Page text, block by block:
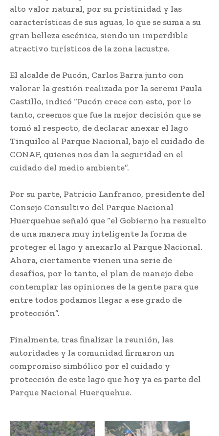
alto valor natural, por su pristinidad y las
características de sus aguas, lo que se suma a su
gran belleza escénica, siendo un imperdible
atractivo turísticos de la zona lacustre.
El alcalde de Pucón, Carlos Barra junto con
valorar la gestión realizada por la seremi Paula
Castillo, indicó “Pucón crece con esto, por lo
tanto, creemos que fue la mejor decisión que se
tomó al respecto, de declarar anexar el lago
Tinquilco al Parque Nacional, bajo el cuidado de
CONAF, quienes nos dan la seguridad en el
cuidado del medio ambiente”.
Por su parte, Patricio Lanfranco, presidente del
Consejo Consultivo del Parque Nacional
Huerquehue señaló que “el Gobierno ha resuelto
de una manera muy inteligente la forma de
proteger el lago y anexarlo al Parque Nacional.
Ahora, ciertamente vienen una serie de
desafíos, por lo tanto, el plan de manejo debe
contemplar las opiniones de la gente para que
entre todos podamos llegar a ese grado de
protección”.
Finalmente, tras finalizar la reunión, las
autoridades y la comunidad firmaron un
compromiso simbólico por el cuidado y
protección de este lago que hoy ya es parte del
Parque Nacional Huerquehue.